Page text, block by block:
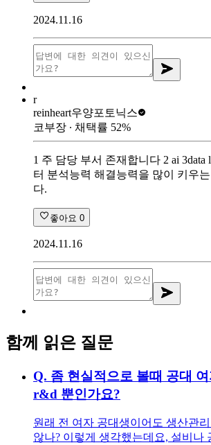
2024.11.16
r
reinheart우양포토닉스
코부장 ∙ 채택률 52%
1 주 담당 부서 존재합니다 2 ai 3data
터 분석능력 해결능력을 많이 키우
다.
좋아요 0
2024.11.16
함께 읽은 질문
Q. 좀 현실적으로 볼때 공대
r&d 뿐인가요?
원래 전 여자 공대생이어도 생산관
않나? 이렇게 생각했는데요, 설비나